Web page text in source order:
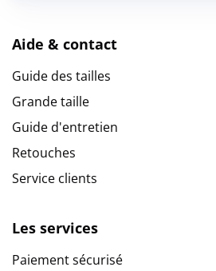
Aide & contact
Guide des tailles
Grande taille
Guide d'entretien
Retouches
Service clients
Les services
Paiement sécurisé